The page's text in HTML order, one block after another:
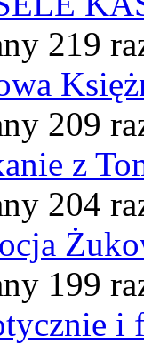
219
209
z
204
199
i